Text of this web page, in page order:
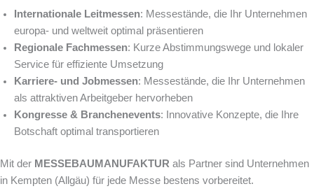
Internationale Leitmessen: Messestände, die Ihr Unternehmen
europa- und weltweit optimal präsentieren
Regionale Fachmessen: Kurze Abstimmungswege und lokaler
Service für effiziente Umsetzung
Karriere- und Jobmessen: Messestände, die Ihr Unternehmen
als attraktiven Arbeitgeber hervorheben
Kongresse & Branchenevents: Innovative Konzepte, die Ihre
Botschaft optimal transportieren
Mit der MESSEBAUMANUFAKTUR als Partner sind Unternehmen
in Kempten (Allgäu) für jede Messe bestens vorbereitet.